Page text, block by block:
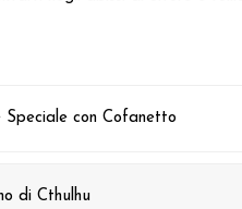
Speciale con Cofanetto
di Cthulhu